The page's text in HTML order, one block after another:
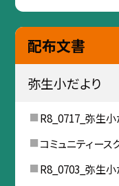
配布文書
弥生小だより
R8_0717_弥生小
コミュニティース
R8_0703_弥生小